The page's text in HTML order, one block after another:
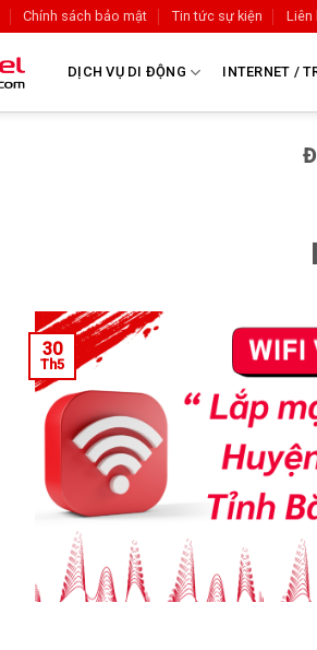
Chính sách bảo mật Tin tức sự kiện Liên
DỊCH VỤ DI ĐỘNG INTERNET /
30
Th5